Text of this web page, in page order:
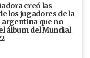
creó las
los jugadores de la
argentina que no
álbum del Mundial